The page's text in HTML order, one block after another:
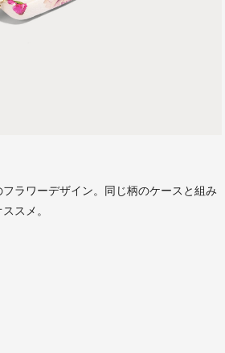
ラワーデザイン。同じ柄のケースと組み
スメ。